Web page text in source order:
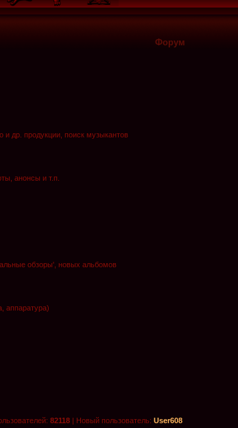
Форум
др. продукции, поиск музыкантов
анонсы и т.п.
обзоры', новых альбомов
аппаратура)
82118 | Новый пользователь: User608